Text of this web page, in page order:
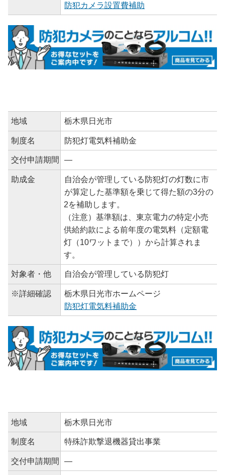
防犯カメラ設置費補助
地域 栃木県日光市
制度名 防犯灯電気料補助金
交付申請期間 ―
助成金
自治会が管理している防犯灯の灯数に市
が算定した基準額を乗じて得た額の3分の
2を補助します。
（注意）基準額は、東京電力の特定小売
供給約款による前年度の電気料（定額電
灯（10ワットまで））から計算されま
す。
対象者・他 自治会が管理している防犯灯
※詳細確認
栃木県日光市ホームページ
防犯灯電気料補助金
地域 栃木県日光市
制度名 特殊詐欺撃退機器貸出事業
交付申請期間 ―